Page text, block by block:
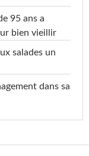
95 ans a
bien vieillir
salades un
dans sa